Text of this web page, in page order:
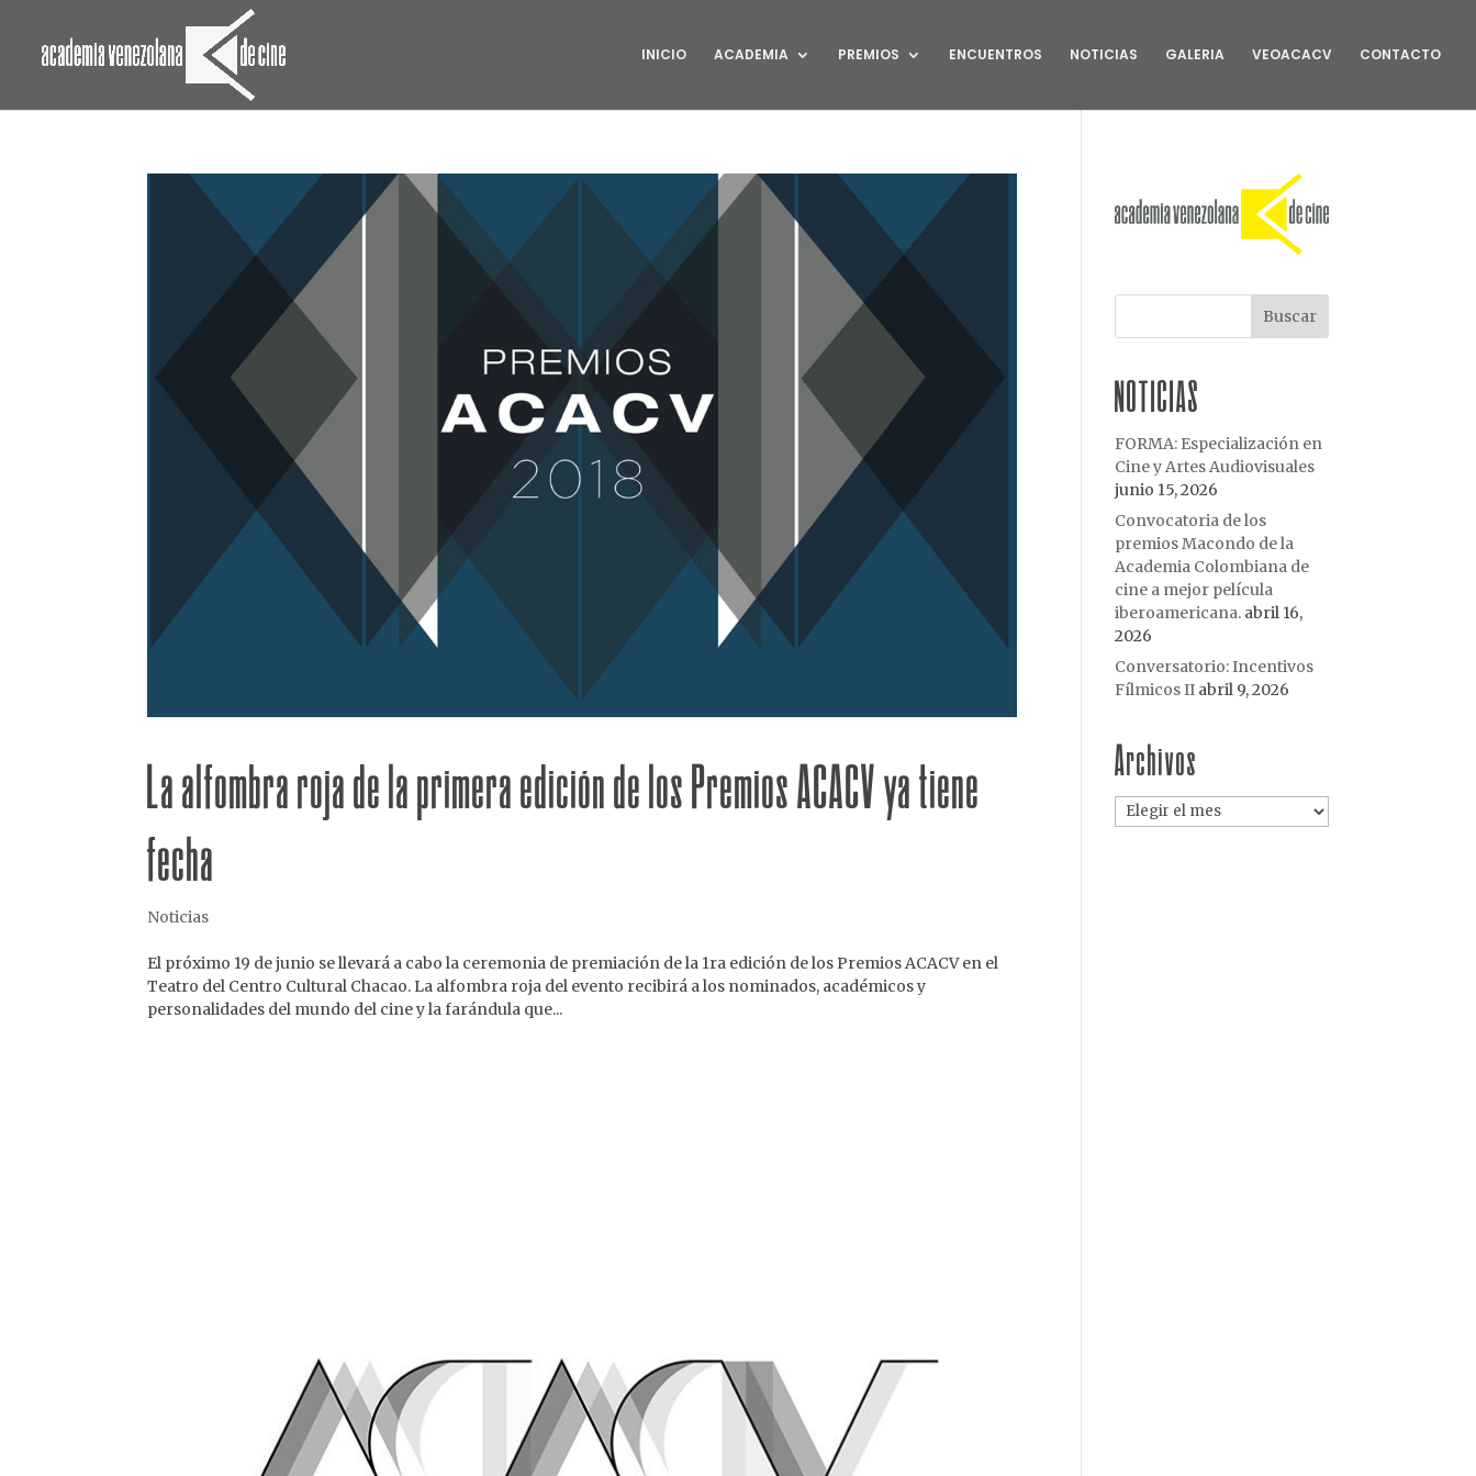
INICIO ACADEMIA PREMIOS ENCUENTROS NOTICIAS GALERIA VEOACACV CONTACTO
La alfombra roja de la primera edición de los Premios ACACV ya tiene
fecha
Noticias
El próximo 19 de junio se llevará a cabo la ceremonia de premiación de la 1ra edición de los Premios ACACV en el
Teatro del Centro Cultural Chacao. La alfombra roja del evento recibirá a los nominados, académicos y
personalidades del mundo del cine y la farándula que...
NOTICIAS
FORMA: Especialización en
Cine y Artes Audiovisuales
junio 15, 2026
Convocatoria de los
premios Macondo de la
Academia Colombiana de
cine a mejor película
iberoamericana. abril 16,
2026
Conversatorio: Incentivos
Fílmicos II abril 9, 2026
Archivos
Archivos